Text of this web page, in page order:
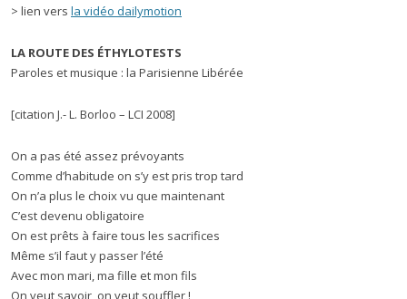
> lien vers la vidéo dailymotion
LA ROUTE DES ÉTHYLOTESTS
Paroles et musique : la Parisienne Libérée
[citation J.- L. Borloo – LCI 2008]
On a pas été assez prévoyants
Comme d’habitude on s’y est pris trop tard
On n’a plus le choix vu que maintenant
C’est devenu obligatoire
On est prêts à faire tous les sacrifices
Même s’il faut y passer l’été
Avec mon mari, ma fille et mon fils
On veut savoir, on veut souffler !